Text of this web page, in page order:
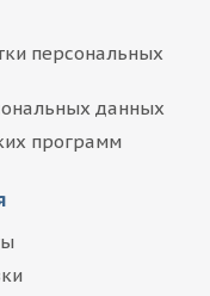
персональных
данных
программ